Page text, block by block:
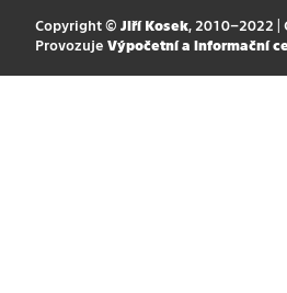
Copyright © Jiří Kosek, 2010–2022 |
Provozuje Výpočetní a informační